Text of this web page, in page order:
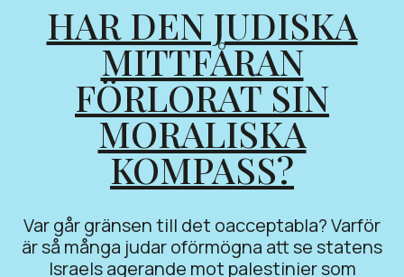
HAR DEN JUDISKA
MITTFÅRAN
FÖRLORAT SIN
MORALISKA
KOMPASS?
Var går gränsen till det oacceptabla? Varför
är så många judar oförmögna att se statens
Israels agerande mot palestinier som